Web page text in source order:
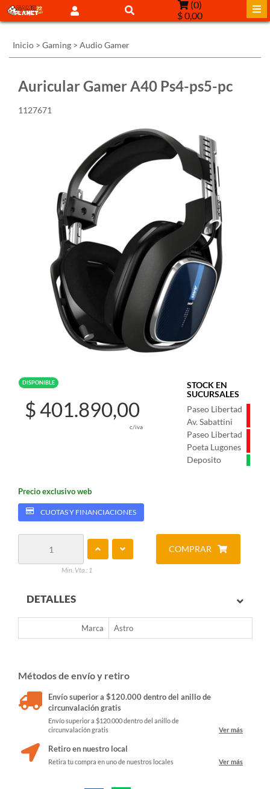
(0)
$ 0,00
Inicio > Gaming > Audio Gamer
Auricular Gamer A40 Ps4-ps5-pc
1127671
DISPONIBLE
STOCK EN
SUCURSALES
Paseo Libertad
Av. Sabattini
Paseo Libertad
Poeta Lugones
Deposito
$ 401.890,00
c/iva
Precio exclusivo web
CUOTAS Y FINANCIACIONES
Min. Vta.: 1
COMPRAR
DETALLES
Marca Astro
Métodos de envío y retiro
Envío superior a $120.000 dentro del anillo de
circunvalación gratis
Envío superior a $120.000 dentro del anillo de
circunvalación gratis
Ver más
Retiro en nuestro local
Retira tu compra en uno de nuestros locales Ver más